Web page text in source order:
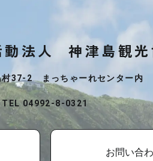
法人 神津島観
村37-2 まっちゃーれセンター内
TEL 04992-8-0321
お問い合